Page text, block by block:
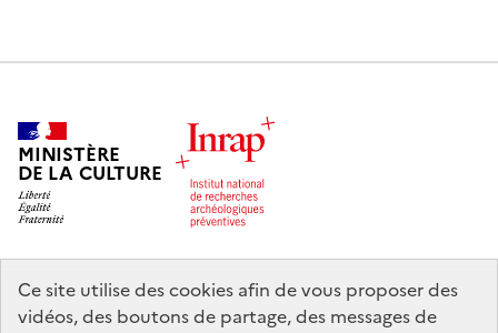
Ce site utilise des cookies afin de vous proposer des
vidéos, des boutons de partage, des messages de
MINISTÈRE
DE LA CULTURE
legifrance.gouv.fr info.gouv.fr